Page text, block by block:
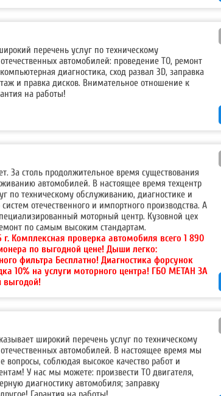
перечень услуг по техническому
автомобилей: проведение ТО, ремонт
диагностика, сход развал 3D, заправка
и правка дисков. Внимательное отношение к
на работы!
За столь продолжительное время существования
автомобилей. В настоящее время техцентр
по техническому обслуживанию, диагностике и
отечественного и импортного производства. А
моторный центр. Кузовной цех
по самым высоким стандартам.
г. Комплексная проверка автомобиля всего 1 890
по выгодной цене! Дыши легко:
фильтра Бесплатно! Диагностика форсунок
10% на услуги моторного центра! ГБО МЕТАН ЗА
выгодой!
широкий перечень услуг по техническому
автомобилей. В настоящее время мы
соблюдая высокое качество работ и
У нас мы можете: произвести ТО двигателя,
диагностику автомобиля; заправку